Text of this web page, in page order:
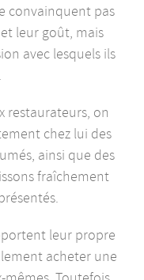
convainquent pas
leur goût, mais
avec lesquels ils
restaurateurs, on
chez lui des
ainsi que des
fraîchement
leur propre
acheter une